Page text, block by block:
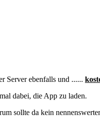
Server ebenfalls und ......
dabei, die App zu laden.
sollte da kein